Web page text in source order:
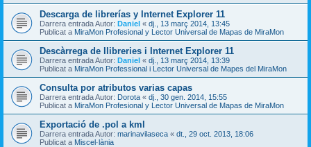
Descarga de librerías y Internet Explorer 11
Darrera entrada Autor: Daniel « dj., 13 març 2014, 13:45
Publicat a MiraMon Profesional y Lector Universal de Mapas de MiraMon
Descàrrega de llibreries i Internet Explorer 11
Darrera entrada Autor: Daniel « dj., 13 març 2014, 13:39
Publicat a MiraMon Professional i Lector Universal de Mapes del MiraMon
Consulta por atributos varias capas
Darrera entrada Autor: Dorota « dj., 30 gen. 2014, 15:55
Publicat a MiraMon Profesional y Lector Universal de Mapas de MiraMon
Exportació de .pol a kml
Darrera entrada Autor: marinavilaseca « dt., 29 oct. 2013, 18:06
Publicat a Miscel·lània